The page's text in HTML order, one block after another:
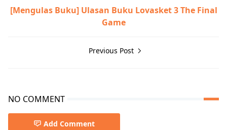
[Mengulas Buku] Ulasan Buku Lovasket 3 The Final
Game
Previous Post
NO COMMENT
Add Comment